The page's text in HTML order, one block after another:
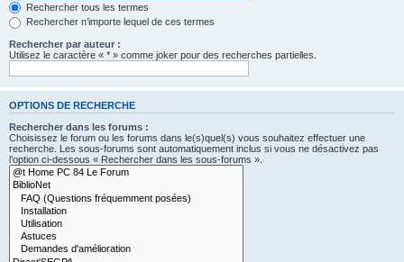
Rechercher tous les termes
Rechercher n’importe lequel de ces termes
Rechercher par auteur :
Utilisez le caractère « * » comme joker pour des recherches partielles.
OPTIONS DE RECHERCHE
Rechercher dans les forums :
Choisissez le forum ou les forums dans le(s)quel(s) vous souhaitez effectuer une
recherche. Les sous-forums sont automatiquement inclus si vous ne désactivez pas
l’option ci-dessous « Rechercher dans les sous-forums ».